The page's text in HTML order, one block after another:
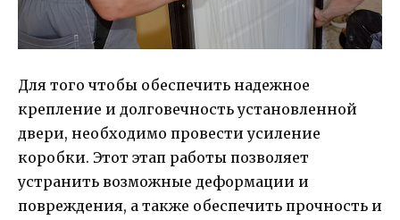
Для того чтобы обеспечить надежное
крепление и долговечность установленной
двери, необходимо провести усиление
коробки. Этот этап работы позволяет
устранить возможные деформации и
повреждения, а также обеспечить прочность и